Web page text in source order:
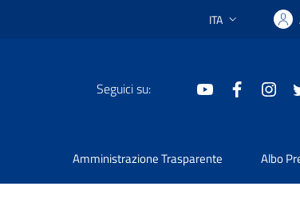
Lingua attiva:
ITA
Seguici su: youtube facebook
Amministrazione Trasparente Albo